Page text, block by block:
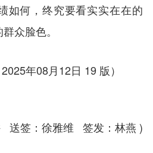
如何，终究要看实实在在的
众脸色。
年08月12日 19 版）
送签：徐雅维 签发：林燕 )